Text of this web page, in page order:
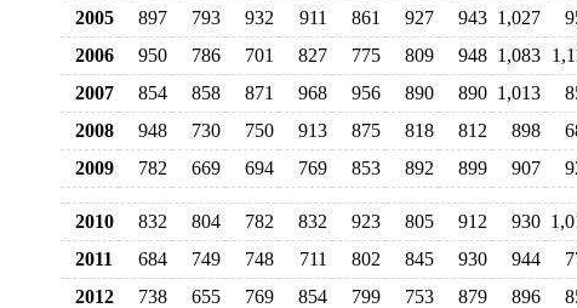
2005 897 793 932 911 861 927 943 1,027
2006
950 786 701 827 775 809 948 1,083
2007
854 858 871 968 956 890 890 1,013
2008
948 730 750 913 875 818 812 898
2009
782 669 694 769 853 892 899 907
2010 832 804 782 832 923 805 912 930
2011
684 749 748 711 802 845 930 944
2012
738 655 769 854 799 753 879 896